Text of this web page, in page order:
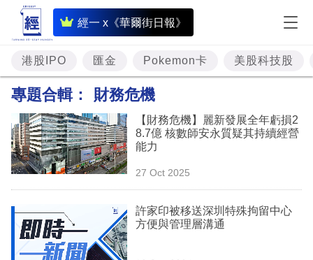
經一 x《華爾街日報》
即
時
財
經
題
投
資
理
港股IPO 匯金 Pokemon卡 美股科技股
專題合輯： 財務危機
【財務危機】麗新發展全年虧損2
8.7億 核數師安永質疑其持續經營
能力
27 Oct 2025
許家印被移送深圳特殊拘留中心
方便與管理層溝通